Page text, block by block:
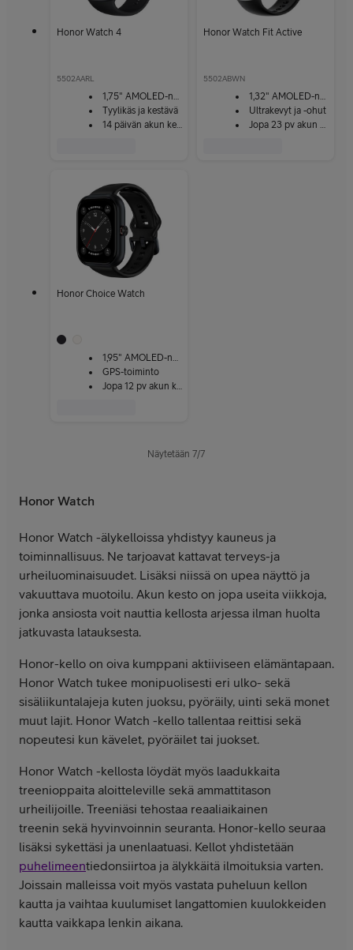
Honor Watch 4
5502AARL
1,75" AMOLED-näyttö
Tyylikäs ja kestävä
14 päivän akun kesto
Honor Watch Fit Active
5502ABWN
1,32" AMOLED-näyttö
Ultrakevyt ja -ohut
Jopa 23 pv akun kesto
Honor Choice Watch
1,95" AMOLED-näyttö
GPS-toiminto
Jopa 12 pv akun kesto
Näytetään 7/7
Honor Watch
Honor Watch -älykelloissa yhdistyy kauneus ja
toiminnallisuus. Ne tarjoavat kattavat terveys-ja
urheiluominaisuudet. Lisäksi niissä on upea näyttö ja
vakuuttava muotoilu. Akun kesto on jopa useita viikkoja,
jonka ansiosta voit nauttia kellosta arjessa ilman huolta
jatkuvasta latauksesta.
Honor-kello on oiva kumppani aktiiviseen elämäntapaan.
Honor Watch tukee monipuolisesti eri ulko- sekä
sisäliikuntalajeja kuten juoksu, pyöräily, uinti sekä monet
muut lajit. Honor Watch -kello tallentaa reittisi sekä
nopeutesi kun kävelet, pyöräilet tai juokset.
Honor Watch -kellosta löydät myös laadukkaita
treenioppaita aloitteleville sekä ammattitason
urheilijoille. Treeniäsi tehostaa reaaliaikainen
treenin sekä hyvinvoinnin seuranta. Honor-kello seuraa
lisäksi sykettäsi ja unenlaatuasi. Kellot yhdistetään
puhelimeentiedonsiirtoa ja älykkäitä ilmoituksia varten.
Joissain malleissa voit myös vastata puheluun kellon
kautta ja vaihtaa kuulumiset langattomien kuulokkeiden
kautta vaikkapa lenkin aikana.